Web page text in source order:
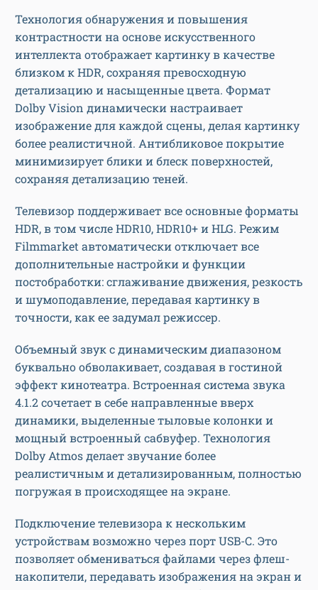
Технология обнаружения и повышения
контрастности на основе искусственного
интеллекта отображает картинку в качестве
близком к HDR, сохраняя превосходную
детализацию и насыщенные цвета. Формат
Dolby Vision динамически настраивает
изображение для каждой сцены, делая картинку
более реалистичной. Антибликовое покрытие
минимизирует блики и блеск поверхностей,
сохраняя детализацию теней.
Телевизор поддерживает все основные форматы
HDR, в том числе HDR10, HDR10+ и HLG. Режим
Filmmarket автоматически отключает все
дополнительные настройки и функции
постобработки: сглаживание движения, резкость
и шумоподавление, передавая картинку в
точности, как ее задумал режиссер.
Объемный звук с динамическим диапазоном
буквально обволакивает, создавая в гостиной
эффект кинотеатра. Встроенная система звука
4.1.2 сочетает в себе направленные вверх
динамики, выделенные тыловые колонки и
мощный встроенный сабвуфер. Технология
Dolby Atmos делает звучание более
реалистичным и детализированным, полностью
погружая в происходящее на экране.
Подключение телевизора к нескольким
устройствам возможно через порт USB-C. Это
позволяет обмениваться файлами через флеш-
накопители, передавать изображения на экран и